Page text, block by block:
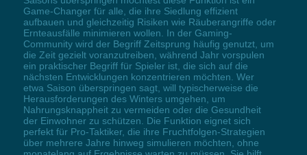
Game-Changer für alle, die ihre Siedlung effizient
aufbauen und gleichzeitig Risiken wie Räuberangriffe oder
Ernteausfälle minimieren wollen. In der Gaming-
Community wird der Begriff Zeitsprung häufig genutzt, um
die Zeit gezielt voranzutreiben, während Jahr vorspulen
ein praktischer Begriff für Spieler ist, die sich auf die
nächsten Entwicklungen konzentrieren möchten. Wer
etwa Saison überspringen sagt, will typischerweise die
Herausforderungen des Winters umgehen, um
Nahrungsknappheit zu vermeiden oder die Gesundheit
der Einwohner zu schützen. Die Funktion eignet sich
perfekt für Pro-Taktiker, die ihre Fruchtfolgen-Strategien
über mehrere Jahre hinweg simulieren möchten, ohne